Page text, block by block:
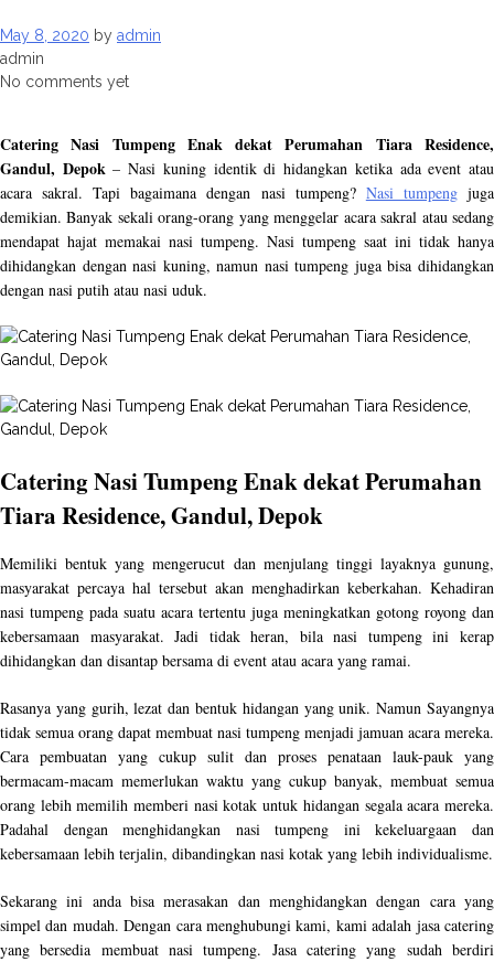
May 8, 2020 by admin
admin
No comments yet
Catering Nasi Tumpeng Enak dekat Perumahan Tiara Residence,
Gandul, Depok– Nasi kuning identik di hidangkan ketika ada event atau
acara sakral. Tapi bagaimana dengan nasi tumpeng? Nasi tumpengjuga
demikian. Banyak sekali orang-orang yang menggelar acara sakral atau sedang
mendapat hajat memakai nasi tumpeng. Nasi tumpeng saat ini tidak hanya
dihidangkan dengan nasi kuning, namun nasi tumpeng juga bisa dihidangkan
dengan nasi putih atau nasi uduk.
Catering Nasi Tumpeng Enak dekat Perumahan
Tiara Residence, Gandul, Depok
Memiliki bentuk yang mengerucut dan menjulang tinggi layaknya gunung,
masyarakat percaya hal tersebut akan menghadirkan keberkahan. Kehadiran
nasi tumpeng pada suatu acara tertentu juga meningkatkan gotong royong dan
kebersamaan masyarakat. Jadi tidak heran, bila nasi tumpeng ini kerap
dihidangkan dan disantap bersama di event atau acara yang ramai.
Rasanya yang gurih, lezat dan bentuk hidangan yang unik. Namun Sayangnya
tidak semua orang dapat membuat nasi tumpeng menjadi jamuan acara mereka.
Cara pembuatan yang cukup sulit dan proses penataan lauk-pauk yang
bermacam-macam memerlukan waktu yang cukup banyak, membuat semua
orang lebih memilih memberi nasi kotak untuk hidangan segala acara mereka.
Padahal dengan menghidangkan nasi tumpeng ini kekeluargaan dan
kebersamaan lebih terjalin, dibandingkan nasi kotak yang lebih individualisme.
Sekarang ini anda bisa merasakan dan menghidangkan dengan cara yang
simpel dan mudah. Dengan cara menghubungi kami, kami adalah jasa catering
yang bersedia membuat nasi tumpeng. Jasa catering yang sudah berdiri